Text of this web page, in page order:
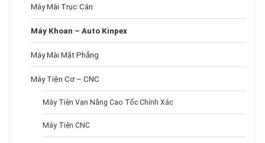
Máy Mài Trục Cán
Máy Khoan – Auto Kinpex
Máy Mài Mặt Phẳng
Máy Tiện Cơ – CNC
Máy Tiện Vạn Năng Cao Tốc Chính Xác
Máy Tiện CNC